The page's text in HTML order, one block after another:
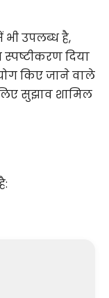
भी उपलब्ध है,
दिया
किए जाने वाले
सुझाव शामिल